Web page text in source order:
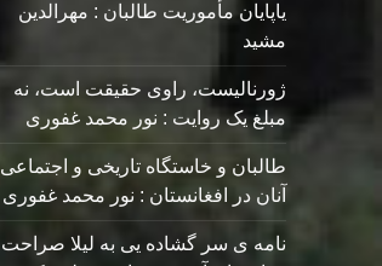
یاپایان مأموریت طالبان : مهرالدین
مشید
ژورنالیست، راوی حقیقت است، نه
مبلغ یک روایت : نور محمد غفوری
طالبان و خاستگاه تاریخی و اجتماعی
آنان در افغانستان : نور محمد غفوری
نامه ی سر گشاده يی به ليلا صراحت